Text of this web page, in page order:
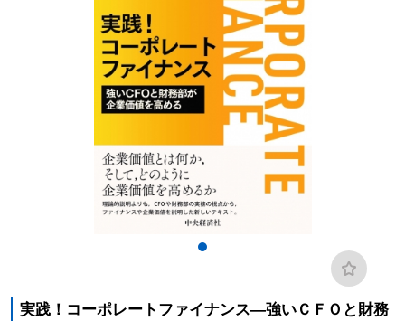
実践！コーポレートファイナンス―強いＣＦＯと財務